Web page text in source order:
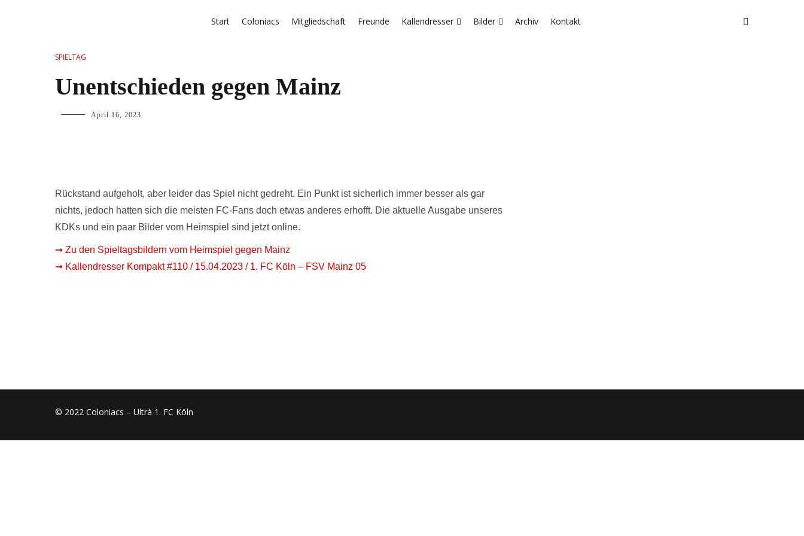
Start Coloniacs Mitgliedschaft Freunde Kallendresser Bilder Archiv Kontakt
SPIELTAG
Unentschieden gegen Mainz
April 16, 2023
Rückstand aufgeholt, aber leider das Spiel nicht gedreht. Ein Punkt ist sicherlich immer besser als gar
nichts, jedoch hatten sich die meisten FC-Fans doch etwas anderes erhofft. Die aktuelle Ausgabe unseres
KDKs und ein paar Bilder vom Heimspiel sind jetzt online.
➞ Zu den Spieltagsbildern vom Heimspiel gegen Mainz
➞ Kallendresser Kompakt #110 / 15.04.2023 / 1. FC Köln – FSV Mainz 05
© 2022 Coloniacs – Ultrà 1. FC Köln